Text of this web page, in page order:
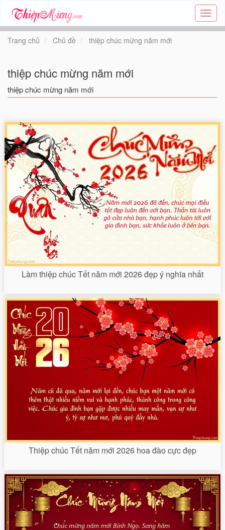
Tạo
thiệp
online
-
Trang chủ Chủ đề thiệp chúc mừng năm mới
thiệp chúc mừng năm mới
thiệp chúc mừng năm mới
Làm thiệp chúc Tết năm mới 2026 đẹp ý nghĩa nhất
Thiệp chúc Tết năm mới 2026 hoa đào cực đẹp